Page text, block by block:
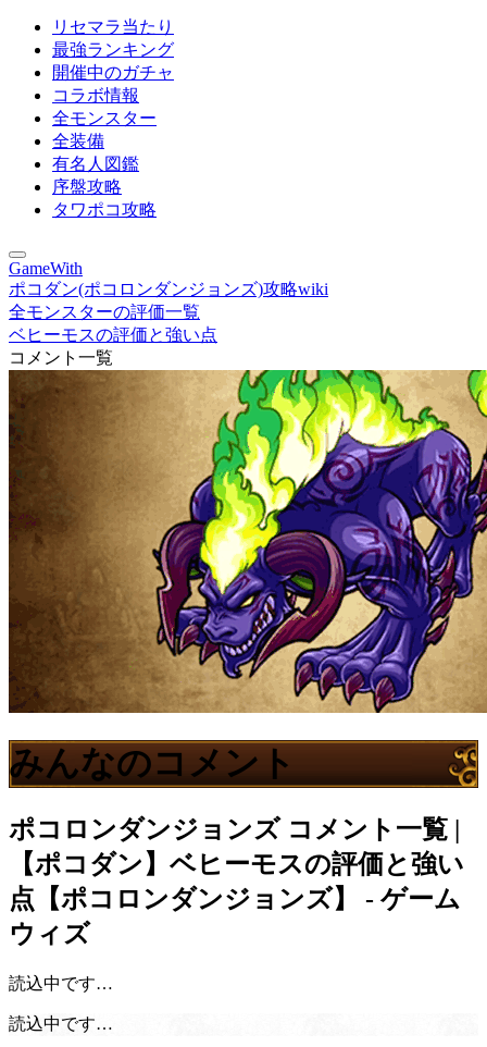
リセマラ当たり
最強ランキング
開催中のガチャ
コラボ情報
全モンスター
全装備
有名人図鑑
序盤攻略
タワポコ攻略
GameWith
ポコダン(ポコロンダンジョンズ)攻略wiki
全モンスターの評価一覧
ベヒーモスの評価と強い点
コメント一覧
みんなのコメント
ポコロンダンジョンズ コメント一覧 |
【ポコダン】ベヒーモスの評価と強い
点【ポコロンダンジョンズ】 - ゲーム
ウィズ
読込中です…
読込中です…